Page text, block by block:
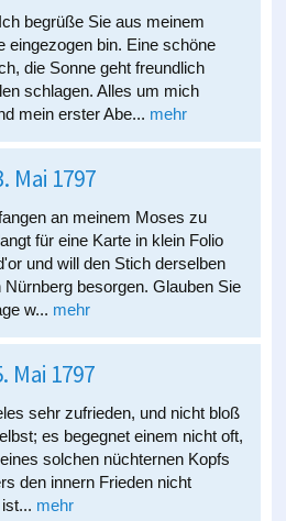
begrüße Sie aus meinem
eingezogen bin. Eine schöne
die Sonne geht freundlich
schlagen. Alles um mich
mein erster Abe... mehr
Mai 1797
an meinem Moses zu
für eine Karte in klein Folio
und will den Stich derselben
besorgen. Glauben Sie
w... mehr
Mai 1797
sehr zufrieden, und nicht bloß
es begegnet einem nicht oft,
solchen nüchternen Kopfs
den innern Frieden nicht
mehr